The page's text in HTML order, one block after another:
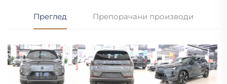
Преглед Препорачани производи